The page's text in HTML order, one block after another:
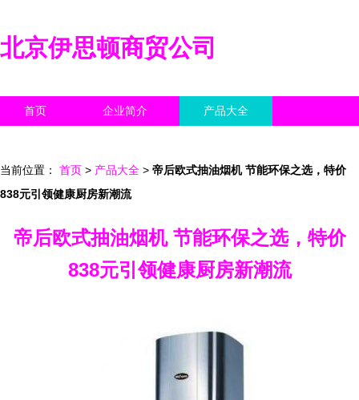
北京伊思顿商贸公司
首页 企业简介 产品大全
当前位置： 首页 > 产品大全 > 帝后欧式抽油烟机 节能环保之选，特价
838元引领健康厨房新潮流
帝后欧式抽油烟机 节能环保之选，特价
838元引领健康厨房新潮流